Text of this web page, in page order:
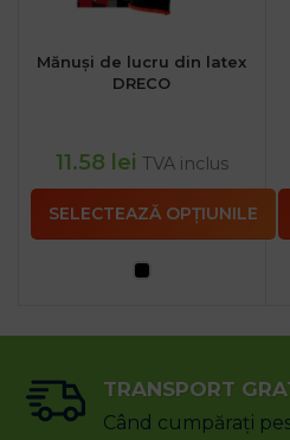
Mănuși de lucru din latex
DRECO
11.58 lei TVA inclus
SELECTEAZĂ OPȚIUNILE
TRANSPORT
Când cumpărați